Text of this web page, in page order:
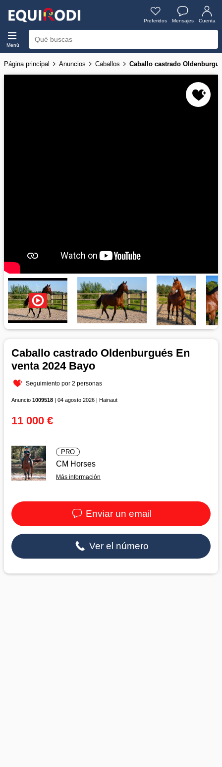
Preferidos Mensajes Cuenta
Menú
Página principal Anuncios Caballos Caballo castrado
Caballo castrado Oldenburgués En
venta 2024 Bayo
Seguimiento por 2 personas
Anuncio 1009518 | 04 agosto 2026 | Hainaut
11 000 €
PRO
CM Horses
Más información
Enviar un email
Ver el número